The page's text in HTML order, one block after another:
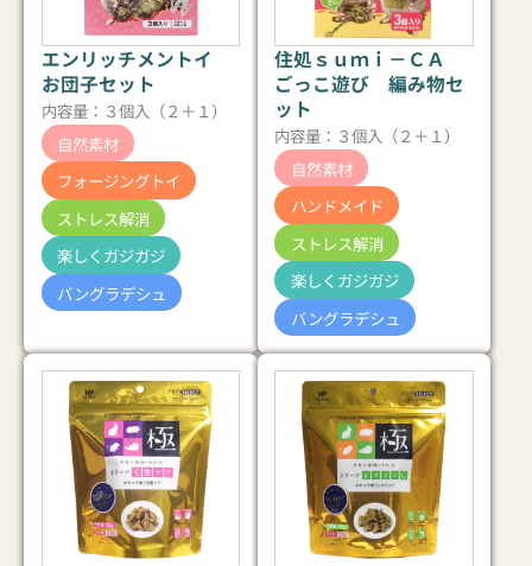
エンリッチメントイ
お団子セット
内容量：３個入（２＋１）
自然素材
フォージングトイ
ストレス解消
楽しくガジガジ
バングラデシュ
住処ｓｕｍｉ－ＣＡ
ごっこ遊び 編み物セ
ット
内容量：３個入（２＋１）
自然素材
ハンドメイド
ストレス解消
楽しくガジガジ
バングラデシュ